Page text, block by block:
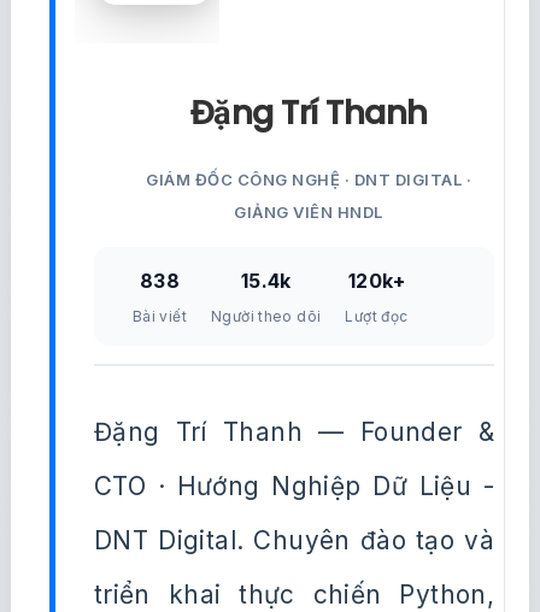
Đặng Trí Thanh
GIÁM ĐỐC CÔNG NGHỆ · DNT DIGITAL ·
GIẢNG VIÊN HNDL
838
Bài viết
15.4k
Người theo dõi
120k+
Lượt đọc
Đặng Trí Thanh — Founder &
CTO · Hướng Nghiệp Dữ Liệu -
DNT Digital. Chuyên đào tạo và
triển khai thực chiến Python,